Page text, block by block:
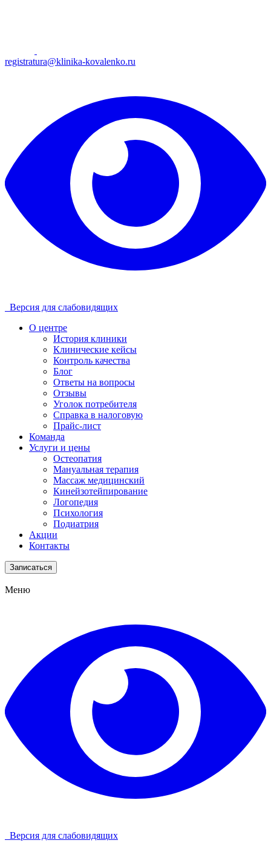
registratura@klinika-kovalenko.ru
Версия для слабовидящих
О центре
История клиники
Клинические кейсы
Контроль качества
Блог
Ответы на вопросы
Отзывы
Уголок потребителя
Справка в налоговую
Прайс-лист
Команда
Услуги и цены
Остеопатия
Мануальная терапия
Массаж медицинский
Кинейзотейпирование
Логопедия
Психология
Подиатрия
Акции
Контакты
Записаться
Меню
Версия для слабовидящих